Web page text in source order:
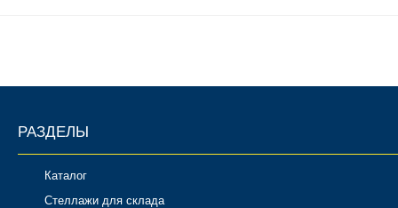
РАЗДЕЛЫ
Каталог
Стеллажи для склада